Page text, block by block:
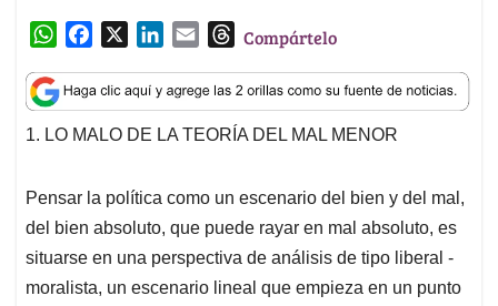
W
a
t
s
p
p
c
e
b
o
k
n
k
e
I
n
a
i
l
T
r
e
a
s
Compártelo
1. LO MALO DE LA TEORÍA DEL MAL MENOR
Pensar la política como un escenario del bien y del mal,
del bien absoluto, que puede rayar en mal absoluto, es
situarse en una perspectiva de análisis de tipo liberal -
moralista, un escenario lineal que empieza en un punto